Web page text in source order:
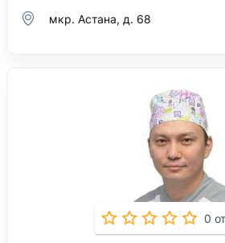
мкр. Астана, д. 68
0